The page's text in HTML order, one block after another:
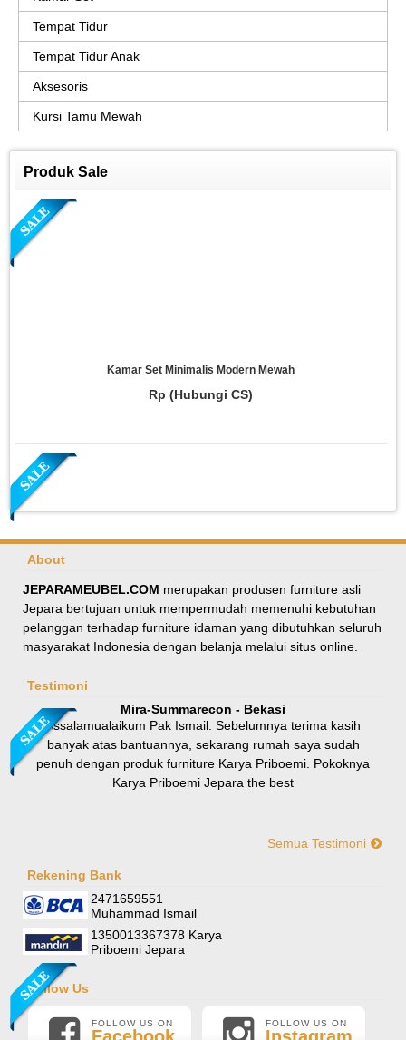
Tempat Tidur
Tempat Tidur Anak
Aksesoris
Kursi Tamu Mewah
Produk Sale
Kamar Set Minimalis Modern Mewah
Rp (Hubungi CS)
Meja Makan Oval Minimalis Kursi Silang
Rp 8.100.0009.000.000
Rp (Hubungi CS)
About
JEPARAMEUBEL.COM merupakan produsen furniture asli
Jepara bertujuan untuk mempermudah memenuhi kebutuhan
pelanggan terhadap furniture idaman yang dibutuhkan seluruh
masyarakat Indonesia dengan belanja melalui situs online.
Testimoni
Mira-Summarecon - Bekasi
Assalamualaikum Pak Ismail. Sebelumnya terima kasih
banyak atas bantuannya, sekarang rumah saya sudah
penuh dengan produk furniture Karya Priboemi. Pokoknya
Karya Priboemi Jepara the best
Hallo mas ismail, terima kasih banyak ya. Barang furniture
kasih banyak mas mail.
Semua Testimoni
Rekening Bank
2471659551
Muhammad Ismail
1350013367378 Karya
Priboemi Jepara
Follow Us
FOLLOW US ON FOLLOW US ON